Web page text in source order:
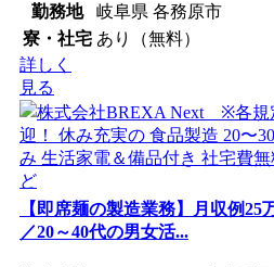
勤務地
岐阜県 各務原市
寮・社宅 あり（無料）
詳しく
見る
【即席麺の製造業務】月収例25
／20～40代の男女活...